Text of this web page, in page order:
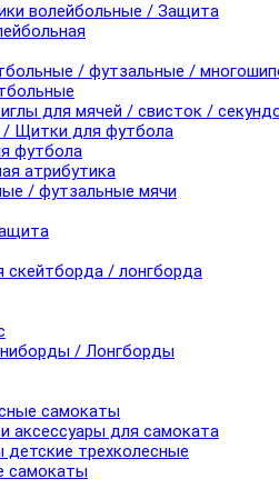
волейбольные / Защита
/ футзальные /
для мячей / свисток /
/ Щитки для футбола
футбола
атрибутика
/ футзальные мячи
скейтборда / лонгборда
/ Лонгборды
самокаты
аксессуары для самоката
трехколесные
самокаты